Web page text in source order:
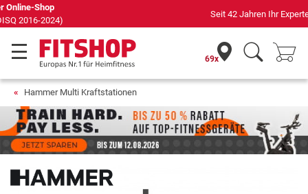
Seit 42 Jahren Ihr Experte für Heimfitness
69x
Hammer Multi Kraftstationen